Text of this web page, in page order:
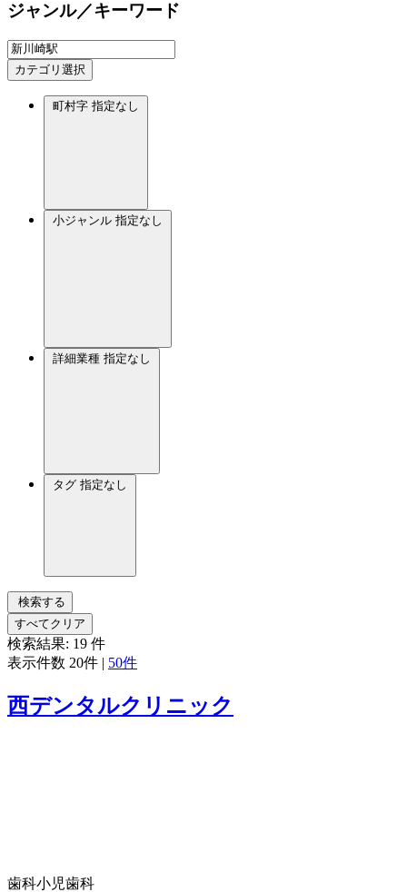
ジャンル／キーワード
カテゴリ選択
町村字 指定なし
小ジャンル 指定なし
詳細業種 指定なし
タグ 指定なし
検索する
すべてクリア
検索結果: 19 件
表示件数 20件 | 50件
西デンタルクリニック
歯科小児歯科